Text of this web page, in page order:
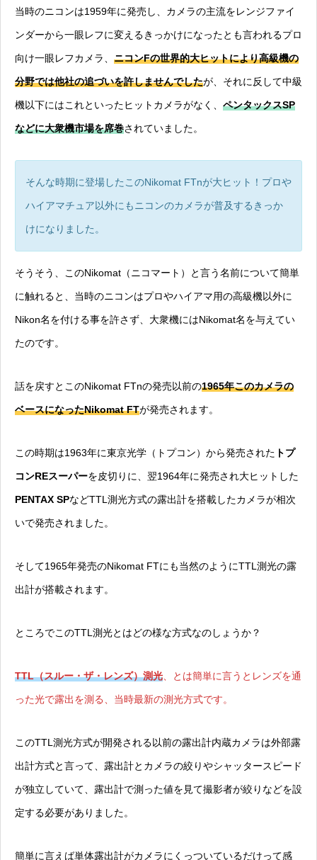
当時のニコンは1959年に発売し、カメラの主流をレンジファイ
ンダーから一眼レフに変えるきっかけになったとも言われるプロ
向け一眼レフカメラ、 ニコンFの世界的大ヒットにより高級機の
分野では他社の追づいを許しませんでしたが、それに反して中級
機以下にはこれといったヒットカメラがなく、 ペンタックスSP
などに大衆機市場を席巻されていました。
そんな時期に登場したこのNikomat FTnが大ヒット！プロや
ハイアマチュア以外にもニコンのカメラが普及するきっか
けになりました。
そうそう、このNikomat（ニコマート）と言う名前について簡単
に触れると、当時のニコンはプロやハイアマ用の高級機以外に
Nikon名を付ける事を許さず、大衆機にはNikomat名を与えてい
たのです。
話を戻すとこのNikomat FTnの発売以前の1965年このカメラの
ベースになったNikomat FTが発売されます。
この時期は1963年に東京光学（トプコン）から発売された トプ
コンREスーパーを皮切りに、翌1964年に発売され大ヒットした
PENTAX SPなどTTL測光方式の露出計を搭載したカメラが相次
いで発売されました。
そして1965年発売のNikomat FTにも当然のようにTTL測光の露
出計が搭載されます。
ところでこのTTL測光とはどの様な方式なのしょうか？
TTL（スルー・ザ・レンズ）測光 、とは簡単に言うとレンズを通
った光で露出を測る、当時最新の測光方式です。
このTTL測光方式が開発される以前の露出計内蔵カメラは外部露
出計方式と言って、露出計とカメラの絞りやシャッタースピード
が独立していて、露出計で測った値を見て撮影者が絞りなどを設
定する必要がありました。
簡単に言えば単体露出計がカメラにくっついているだけって感